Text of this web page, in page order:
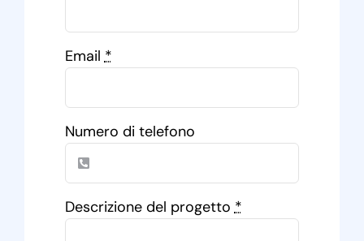
Email*
Numero di telefono
Descrizione del progetto*